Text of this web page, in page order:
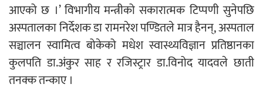
परियोजना सकिनै लाग्दा खुल्यो वन उद्यमीले
आएको छ ।’ विभागीय मन्त्रीको सकारात्मक टिप्पणी सुनेपछि
अस्पतालका निर्देशक डा रामनरेश पण्डितले मात्र हैनन्, अस्पताल
सञ्चालन स्वामित्व बोकेको मधेश स्वास्थ्यविज्ञान प्रतिष्ठानका
कुलपति डा.अंकुर साह र रजिस्ट्रार डा.विनोद यादवले छाती
तनक्क तन्काए ।